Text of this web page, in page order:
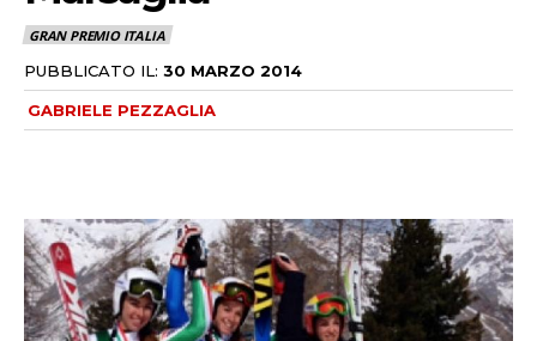
GRAN PREMIO ITALIA
PUBBLICATO IL: 30 MARZO 2014
GABRIELE PEZZAGLIA